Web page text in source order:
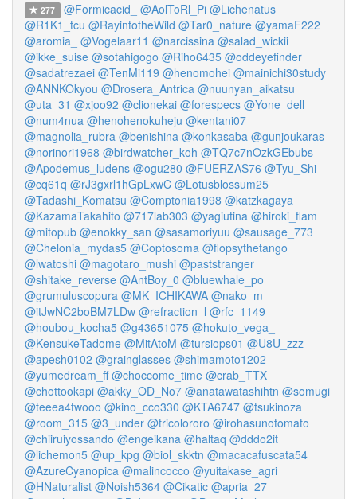
277 @Formicacid_ @AolToRl_Pi @Lichenatus
@R1K1_tcu @RayintotheWild @Tar0_nature @yamaF222
@aromia_ @Vogelaar11 @narcissina @salad_wickii
@ikke_suise @sotahigogo @Riho6435 @oddeyefinder
@sadatrezaei @TenMi119 @henomohei @mainichi30study
@ANNKOkyou @Drosera_Antrica @nuunyan_aikatsu
@uta_31 @xjoo92 @clionekai @forespecs @Yone_dell
@num4nua @henohenokuheju @kentani07
@magnolia_rubra @benishina @konkasaba @gunjoukaras
@norinori1968 @birdwatcher_koh @TQ7c7nOzkGEbubs
@Apodemus_ludens @ogu280 @FUERZAS76 @Tyu_Shi
@cq61q @rJ3gxrl1hGpLxwC @Lotusblossum25
@Tadashi_Komatsu @Comptonia1998 @katzkagaya
@KazamaTakahito @717lab303 @yagiutina @hiroki_flam
@mitopub @enokky_san @sasamoriyuu @sausage_773
@Chelonia_mydas5 @Coptosoma @flopsythetango
@lwatoshi @magotaro_mushi @paststranger
@shitake_reverse @AntBoy_0 @bluewhale_po
@grumuluscopura @MK_ICHIKAWA @nako_m
@itJwNC2boBM7LDw @refraction_l @rfc_1149
@houbou_kocha5 @g43651075 @hokuto_vega_
@KensukeTadome @MitAtoM @tursiops01 @U8U_zzz
@apesh0102 @grainglasses @shimamoto1202
@yumedream_ff @choccome_time @crab_TTX
@chottookapi @akky_OD_No7 @anatawatashihtn @somugi
@teeea4twooo @kino_cco330 @KTA6747 @tsukinoza
@room_315 @3_under @tricolororo @irohasunotomato
@chiiruiyossando @engeikana @haltaq @dddo2it
@lichemon5 @up_kpg @biol_skktn @macacafuscata54
@AzureCyanopica @malincocco @yuitakase_agri
@HNaturalist @Noish5364 @Cikatic @apria_27